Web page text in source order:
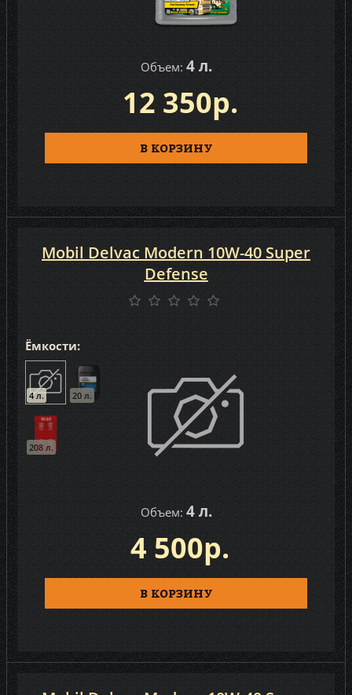
Объем: 4 л.
12 350р.
В КОРЗИНУ
Ёмкости:
4 л. 20 л.
208 л.
Объем: 4 л.
Mobil Delvac Modern 10W-40 Super
Defense
4 500р.
В КОРЗИНУ